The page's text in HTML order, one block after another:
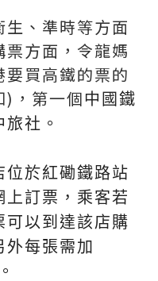
、準時等方面
方面，令龍媽
買高鐵的票的
)，第一個 中國鐵
旅社。
位於紅磡鐵路站
訂票，乘客若
可以到達該店購
外每張需加